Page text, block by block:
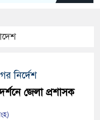
নির্দেশ
জেলা প্রশাসক